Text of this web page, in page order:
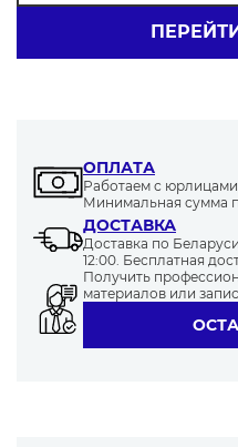
ОПЛАТА
Работаем с
Минимальная сумма
ДОСТАВКА
Доставка по
12:00. Бесплатная
Получить
материалов или